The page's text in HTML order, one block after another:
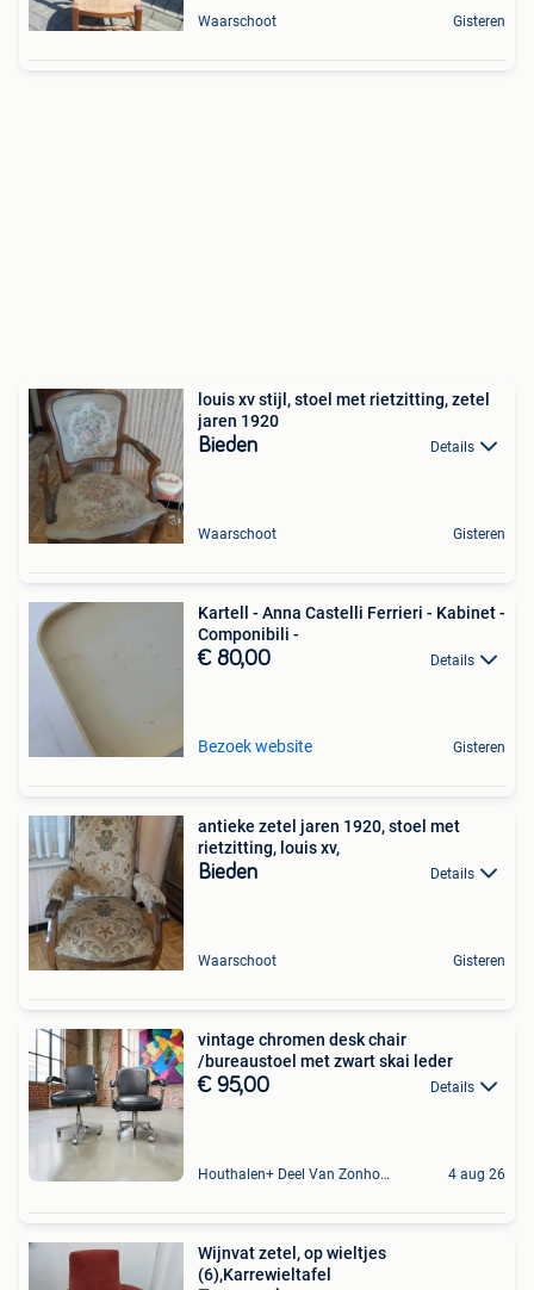
Waarschoot Gisteren
louis xv stijl, stoel met rietzitting, zetel
jaren 1920
Bieden Details
Waarschoot Gisteren
Kartell - Anna Castelli Ferrieri - Kabinet -
Componibili -
€ 80,00 Details
Bezoek website Gisteren
antieke zetel jaren 1920, stoel met
rietzitting, louis xv,
Bieden Details
Waarschoot Gisteren
vintage chromen desk chair
/bureaustoel met zwart skai leder
€ 95,00 Details
Houthalen+ Deel Van Zonhoven En Zolder 4 aug 26
Wijnvat zetel, op wieltjes
(6),Karrewieltafel